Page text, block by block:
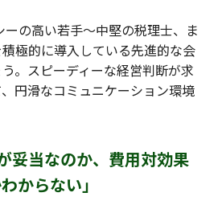
ーの高い若手〜中堅の税理士、ま
極的に導入している先進的な会
。スピーディーな経営判断が求
円滑なコミュニケーション環境
妥当なのか、費用対効果
からない」